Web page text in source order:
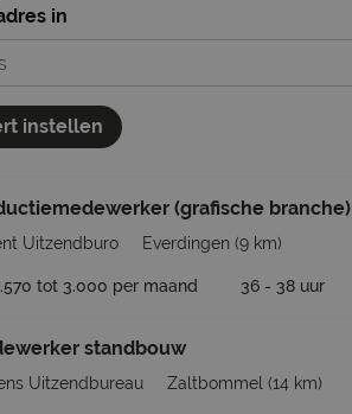
in
instellen
(grafische branche)
Uitzendburo Everdingen (9 km)
tot 3.000 per maand 36 - 38 uur
standbouw
Uitzendbureau Zaltbommel (14 km)